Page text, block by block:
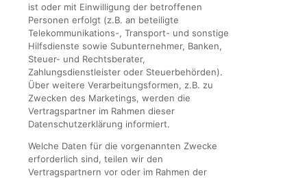
ist oder mit Einwilligung der betroffenen
Personen erfolgt (z.B. an beteiligte
Telekommunikations-, Transport- und sonstige
Hilfsdienste sowie Subunternehmer, Banken,
Steuer- und Rechtsberater,
Zahlungsdienstleister oder Steuerbehörden).
Über weitere Verarbeitungsformen, z.B. zu
Zwecken des Marketings, werden die
Vertragspartner im Rahmen dieser
Datenschutzerklärung informiert.
Welche Daten für die vorgenannten Zwecke
erforderlich sind, teilen wir den
Vertragspartnern vor oder im Rahmen der